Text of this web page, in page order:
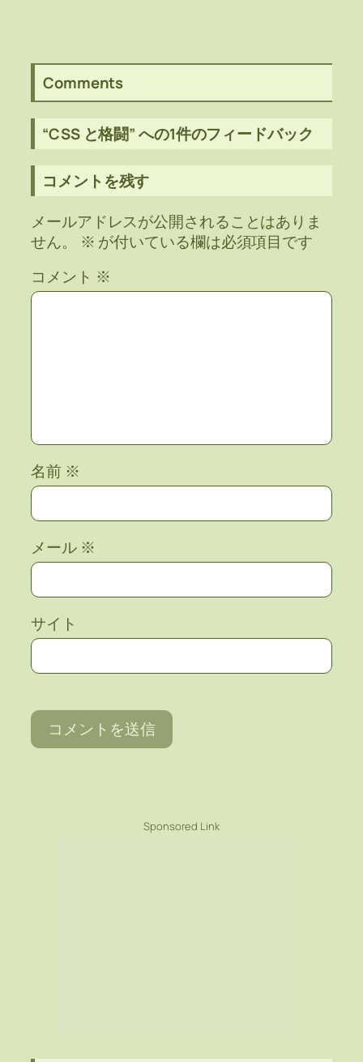
Comments
“CSS と格闘” への1件のフィードバック
コメントを残す
メールアドレスが公開されることはありま
せん。
※ が付いている欄は必須項目です
コメント ※
名前 ※
メール ※
サイト
Sponsored Link